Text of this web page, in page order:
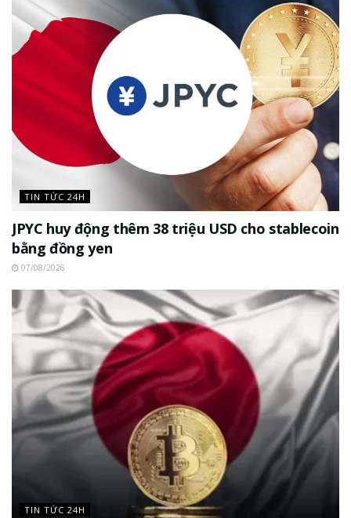
TIN TỨC 24H
JPYC huy động thêm 38 triệu USD cho stablecoin
bằng đồng yen
07/08/2026
TIN TỨC 24H